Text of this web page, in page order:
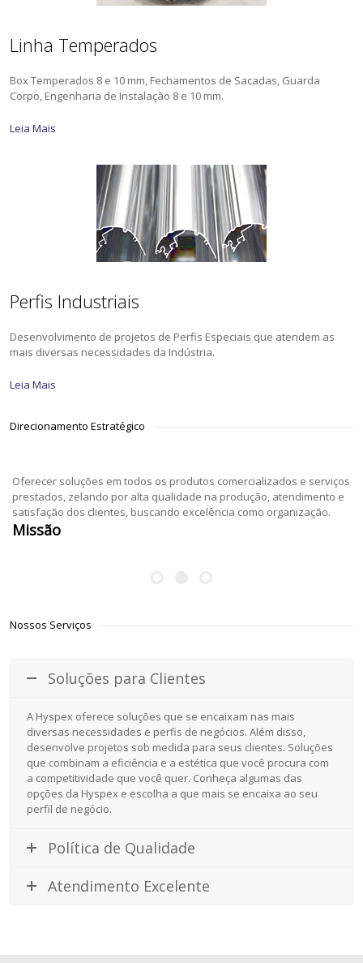
Linha Temperados
Box Temperados 8 e 10 mm, Fechamentos de Sacadas, Guarda
Corpo, Engenharia de Instalação 8 e 10 mm.
Leia Mais
Perfis Industriais
Desenvolvimento de projetos de Perfis Especiais que atendem as
mais diversas necessidades da Indústria.
Leia Mais
Direcionamento Estratégico
prestados, zelando por alta qualidade na produção, atendimento e
satisfação dos clientes, buscando excelência como organização.
Missão
Ser uma das dez maiores empresas de alumínio no Brasil,
transformando o alumínio primário em tubos e perfis de linha e
especiais com máxima qualidade nos resultados.
Nossos Serviços
Soluções para Clientes
A Hyspex oferece soluções que se encaixam nas mais
diversas necessidades e perfis de negócios. Além disso,
desenvolve projetos sob medida para seus clientes. Soluções
que combinam a eficiência e a estética que você procura com
a competitividade que você quer. Conheça algumas das
opções da Hyspex e escolha a que mais se encaixa ao seu
perfil de negócio.
Política de Qualidade
Atendimento Excelente